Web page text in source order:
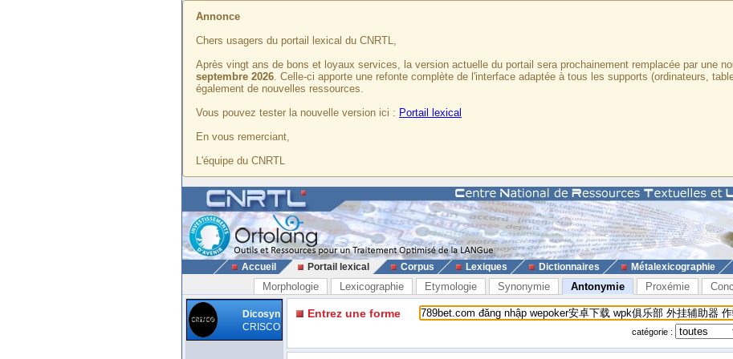
Annonce
Chers usagers du portail lexical du CNRTL,
Après vingt ans de bons et loyaux services, la version actuelle du portail sera prochainement remplacée par une
septembre 2026. Celle-ci apporte une refonte complète de l'interface adaptée à tous les supports (ordinateurs,
également de nouvelles ressources.
Vous pouvez tester la nouvelle version ici : Portail lexical
En vous remerciant,
L'équipe du CNRTL
Accueil Portail lexical Corpus Lexiques Dictionnaires Métalexicographie
Morphologie Lexicographie Etymologie Synonymie Antonymie Proxémie
Dicosyn
CRISCO
Entrez une forme
catégorie :